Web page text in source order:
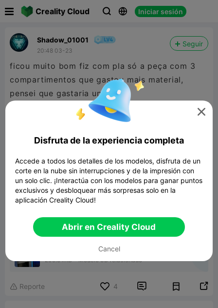
Creality Cloud   Iniciar sesión
Shadow_01001
20:48 03-23
Seguir
ficou muito bom fiz com pla só a peça com 3
compartimentos que gastou mais material,
pensei que gastaria uns 100g
3 compartimentos gastou 210g
2 compartimentos gastou 94g
Suporte controles
209.54KB Modelo 3D relacionado
 Reporte 4  

Disfruta de la experiencia completa
Accede a todos los detalles de los modelos, disfruta de un
corte en la nube sin interrupciones y de la impresión con
un solo clic. ¡Interactúa con los modelos para ganar puntos
exclusivos y desbloquear más sorpresas solo en la
aplicación Creality Cloud!
Abrir en Creality Cloud
Cancel